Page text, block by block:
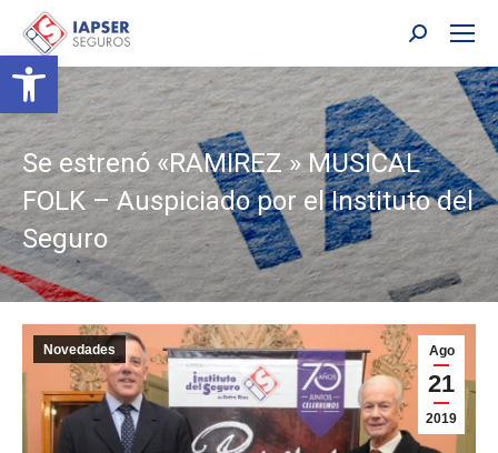
Abrir barra de herramientas
Buscar:
Se estrenó «RAMIREZ » MUSICAL
FOLK – Auspiciado por el Instituto del
Seguro
Ago
21
2019
Novedades